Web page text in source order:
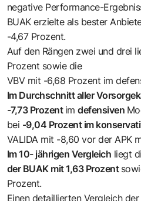
negative Performance-
BUAK erzielte als bester
-4,67 Prozent.
Auf den Rängen zwei und drei
Prozent sowie die
VBV mit -6,68 Prozent im
Im Durchschnitt aller
-7,73 Prozent imdefensiven
bei -9,04 Prozent im
VALIDA mit -8,60 vor der APK
Im 10- jährigen Vergleich liegt
der BUAK mit 1,63 Prozent
Prozent.
Einen detaillierten Vergleich